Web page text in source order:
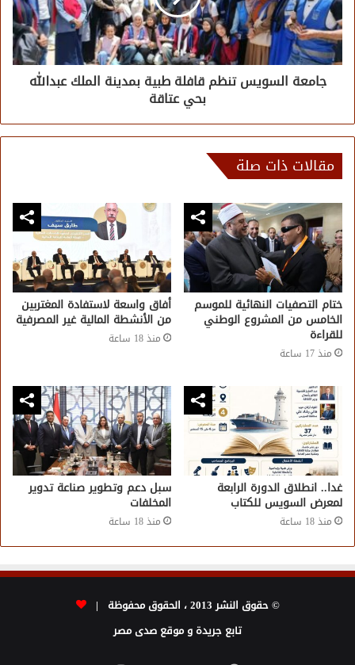
جامعة السويس تنظم قافلة طبية بمدينة الملك عبدالله
بحي عتاقة
مقالات ذات صلة
ختام التصفيات النهائية للموسم
الخامس من المشروع الوطني
للقراءة
منذ 17 ساعة
أفاق واسعة لاستفادة المغتربين
من الأنشطة المالية غير المصرفية
منذ 18 ساعة
غدا.. انطلاق الدورة الرابعة
لمعرض السويس للكتاب
منذ 18 ساعة
سبل دعم وتطوير صناعة تدوير
المخلفات
منذ 18 ساعة
© حقوق النشر 2013 ، الحقوق محفوظة |
تابع جريدة و موقع صدى مصر